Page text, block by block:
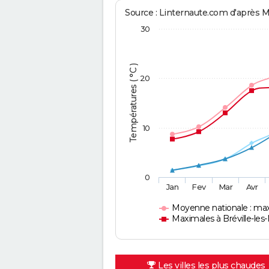
Températures ( °C )
Source : Linternaute.com d'après
Moyenne nationale :
Maximales à Bréville-
Jan Fev Mar Avr
0
10
20
30
Les villes les plus chaudes